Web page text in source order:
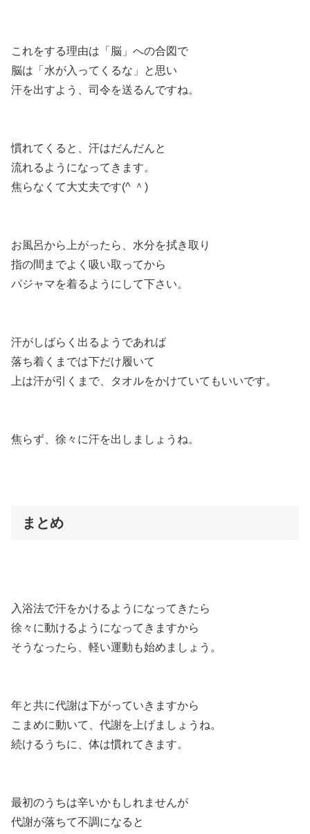
これをする理由は「脳」への合図で
脳は「水が入ってくるな」と思い
汗を出すよう、司令を送るんですね。
慣れてくると、汗はだんだんと
流れるようになってきます。
焦らなくて大丈夫です(^ ＾)
お風呂から上がったら、水分を拭き取り
指の間までよく吸い取ってから
パジャマを着るようにして下さい。
汗がしばらく出るようであれば
落ち着くまでは下だけ履いて
上は汗が引くまで、タオルをかけていてもいいです。
焦らず、徐々に汗を出しましょうね。
まとめ
入浴法で汗をかけるようになってきたら
徐々に動けるようになってきますから
そうなったら、軽い運動も始めましょう。
年と共に代謝は下がっていきますから
こまめに動いて、代謝を上げましょうね。
続けるうちに、体は慣れてきます。
最初のうちは辛いかもしれませんが
代謝が落ちて不調になると